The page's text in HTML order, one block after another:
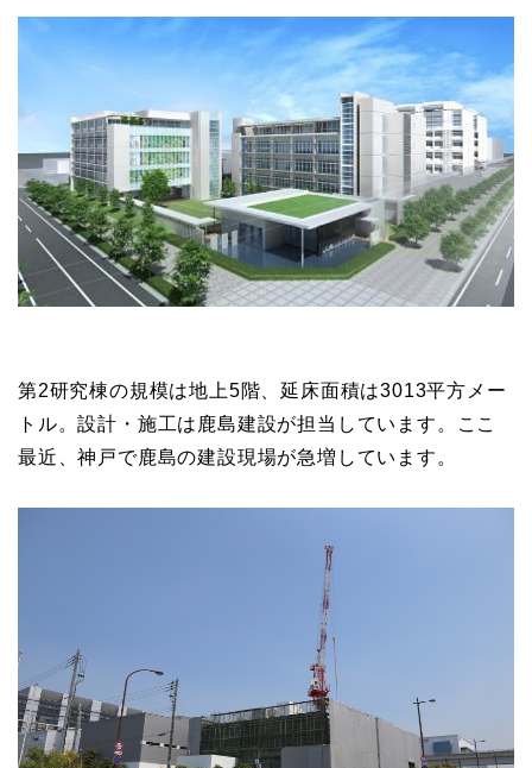
第2研究棟の規模は地上5階、延床面積は3013平方メー
トル。設計・施工は鹿島建設が担当しています。ここ
最近、神戸で鹿島の建設現場が急増しています。